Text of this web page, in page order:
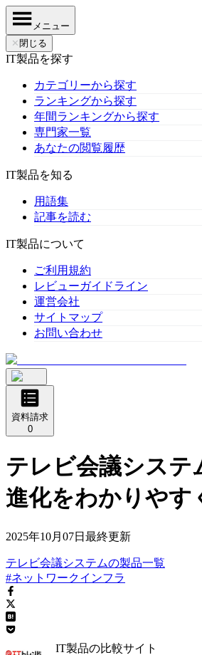
メニュー
✕ 閉じる
IT製品を探す
カテゴリーから探す
ランキングから探す
年間ランキングから探す
専門家一覧
あなたの閲覧履歴
IT製品を知る
用語集
記事を読む
IT製品について
ご利用規約
レビューガイドライン
運営会社
サイトマップ
お問い合わせ
資料請求
0
テレビ会議システ
進化をわかりやす
2025年10月07日 最終更新
テレビ会議システムの製品一覧
#ネットワークインフラ
IT製品の比較サイト